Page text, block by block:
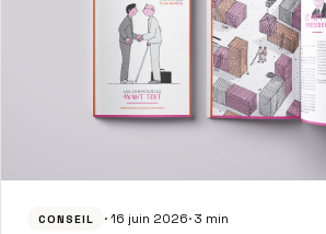
CONSEIL 16 juin 2026 3 min